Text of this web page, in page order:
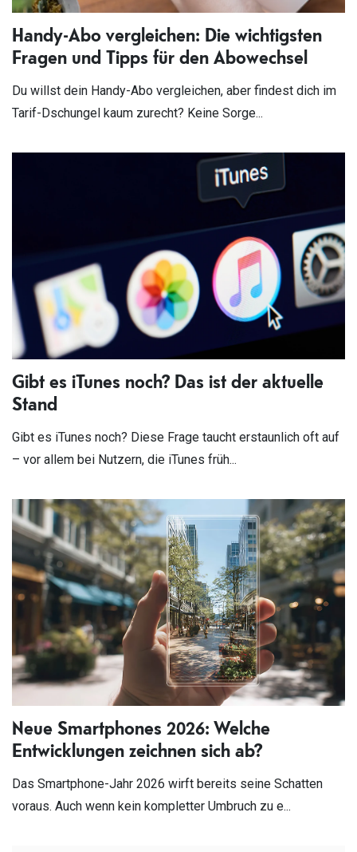
Handy-Abo vergleichen: Die wichtigsten
Fragen und Tipps für den Abowechsel
Du willst dein Handy-Abo vergleichen, aber findest dich im
Tarif-Dschungel kaum zurecht? Keine Sorge...
Gibt es iTunes noch? Das ist der aktuelle
Stand
Gibt es iTunes noch? Diese Frage taucht erstaunlich oft auf
– vor allem bei Nutzern, die iTunes früh...
Neue Smartphones 2026: Welche
Entwicklungen zeichnen sich ab?
Das Smartphone-Jahr 2026 wirft bereits seine Schatten
voraus. Auch wenn kein kompletter Umbruch zu e...